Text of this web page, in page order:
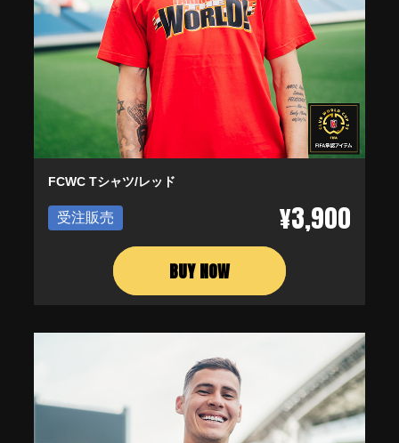
FCWC Tシャツ/レッド
受注販売 ¥3,900
BUY NOW